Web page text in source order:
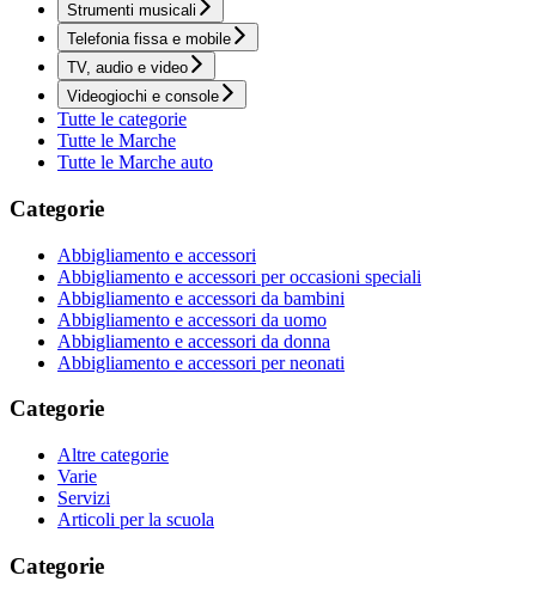
Strumenti musicali
Telefonia fissa e mobile
TV, audio e video
Videogiochi e console
Tutte le categorie
Tutte le Marche
Tutte le Marche auto
Categorie
Abbigliamento e accessori
Abbigliamento e accessori per occasioni speciali
Abbigliamento e accessori da bambini
Abbigliamento e accessori da uomo
Abbigliamento e accessori da donna
Abbigliamento e accessori per neonati
Categorie
Altre categorie
Varie
Servizi
Articoli per la scuola
Categorie